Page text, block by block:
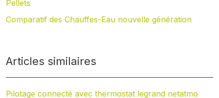
Pellets
Comparatif des Chauffes-Eau nouvelle génération
Articles similaires
Pilotage connecté avec thermostat legrand netatmo